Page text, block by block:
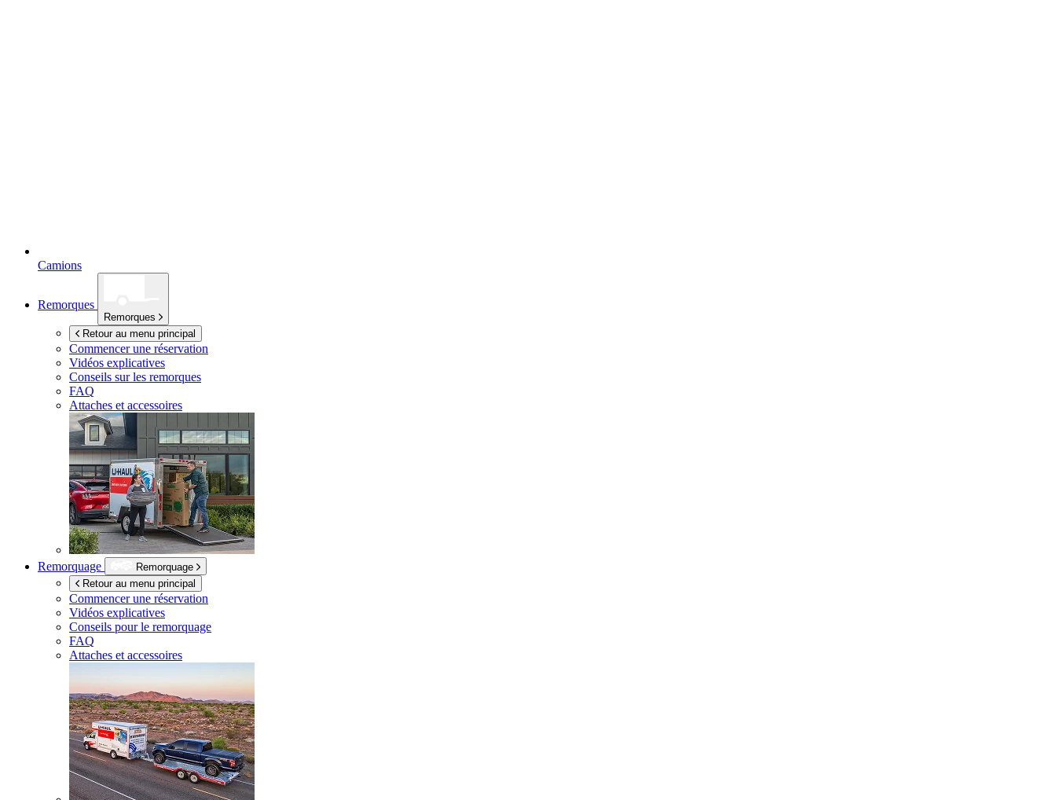
Camions
Remorques
Remorques
Retour au menu principal
Commencer une réservation
Vidéos explicatives
Conseils sur les remorques
FAQ
Attaches et accessoires
Remorquage
Remorquage
Retour au menu principal
Commencer une réservation
Vidéos explicatives
Conseils pour le remorquage
FAQ
Attaches et accessoires